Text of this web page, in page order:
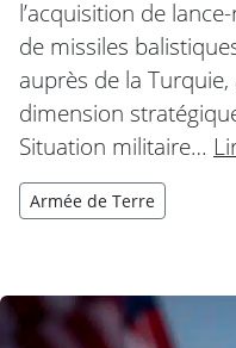
l’acquisition de
de missiles
auprès de la
dimension
Situation militaire…
Armée de Terre